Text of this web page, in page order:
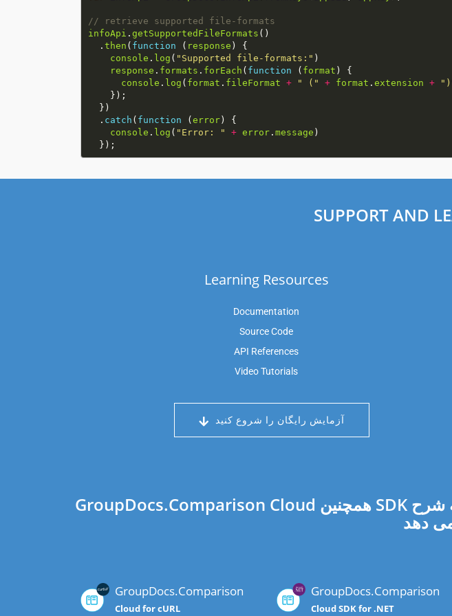
infoApi . getSupportedFileFormats
  .
then ( function ( response
console . log ( "Supported file-formats:"
response . formats . forEach ( function ( format
console . log ( format . fileFormat + " (" + format . extension +
  .
catch ( function ( error
console . log ( "Error: " + error. message
SUPPORT AND
Learning Resources
Documentation
Source Code
API References
Video Tutorials
آزمایش رایگان را شروع کنید
GroupDocs.Comparison Cloud همچنین SDK های مقایسه اسناد جداگانه را برای سایر زبان های محبوب به شرح
GroupDocs.Comparison
Cloud for cURL
GroupDocs.Comparison
Cloud SDK for .NET